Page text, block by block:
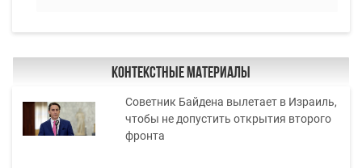
Контекстные материалы
Советник Байдена вылетает в Израиль,
чтобы не допустить открытия второго
фронта